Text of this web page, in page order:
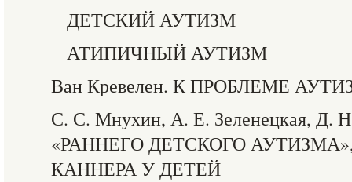
ДЕТСКИЙ АУТИЗМ
АТИПИЧНЫЙ АУТИЗМ
Ван Кревелен. К ПРОБЛЕМЕ
С. С. Мнухин, А. Е. Зеленецкая,
«РАННЕГО ДЕТСКОГО
КАННЕРА У ДЕТЕЙ